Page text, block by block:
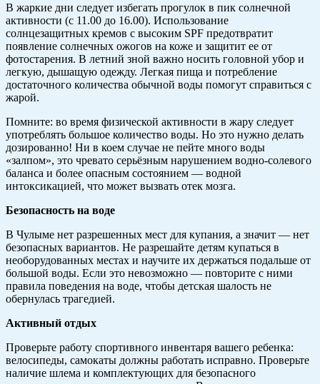
В жаркие дни следует избегать прогулок в пик солнечной
активности (с 11.00 до 16.00). Использование
солнцезащитных кремов с высоким SPF предотвратит
появление солнечных ожогов на коже и защитит ее от
фотостарения. В летний зной важно носить головной убор и
легкую, дышащую одежду. Легкая пища и потребление
достаточного количества обычной воды помогут справиться с
жарой.
Помните: во время физической активности в жару следует
употреблять большое количество воды. Но это нужно делать
дозированно! Ни в коем случае не пейте много воды
«залпом», это чревато серьёзным нарушением водно-солевого
баланса и более опасным состоянием — водной
интоксикацией, что может вызвать отек мозга.
Безопасность на воде
В Чулыме нет разрешенных мест для купания, а значит — нет
безопасных вариантов. Не разрешайте детям купаться в
необорудованных местах и научите их держаться подальше от
большой воды. Если это невозможно — повторите с ними
правила поведения на воде, чтобы детская шалость не
обернулась трагедией.
Активный отдых
Проверьте работу спортивного инвентаря вашего ребенка:
велосипеды, самокаты должны работать исправно. Проверьте
наличие шлема и комплектующих для безопасного